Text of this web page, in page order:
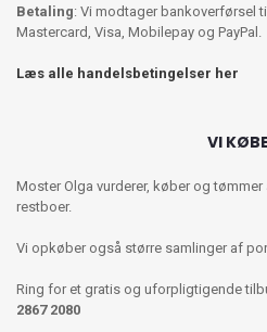
Betaling: Vi modtager bankoverførsel
Mastercard, Visa, Mobilepay og PayPal.
Læs alle handelsbetingelser her
VI
Moster Olga vurderer, køber og
restboer.
Vi opkøber også større samlinger af
Ring for et gratis og uforpligtigende
2867 2080